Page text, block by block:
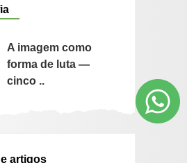
A imagem como
forma de luta —
cinco ..
artigos